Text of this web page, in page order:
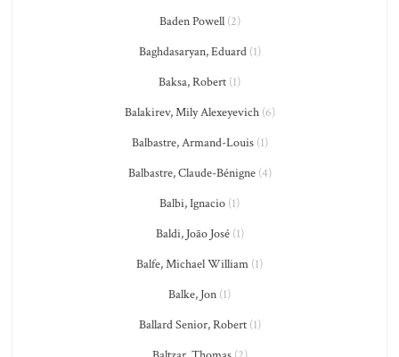
Baden Powell(2)
Baghdasaryan, Eduard(1)
Baksa, Robert (1)
Balakirev, Mily Alexeyevich(6)
Balbastre, Armand-Louis(1)
Balbastre, Claude-Bénigne(4)
Balbi, Ignacio (1)
Baldi, João José(1)
Balfe, Michael William (1)
Balke, Jon (1)
Ballard Senior, Robert(1)